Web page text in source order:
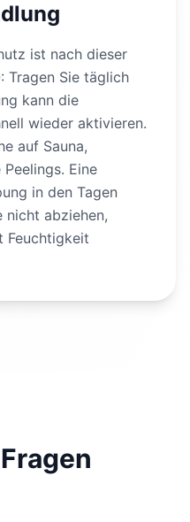
ist nach dieser
Tragen Sie täglich
kann die
wieder aktivieren.
auf Sauna,
Eine
in den Tagen
nicht abziehen,
Feuchtigkeit